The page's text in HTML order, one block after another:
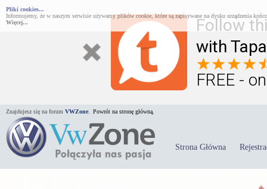
Follow
with
FREE -
Pliki cookies...
Informujemy, że w naszym serwisie używamy plików cookie, które są zapisywane na dysku urządzenia
Więcej...
Znajdujesz się na forum VWZone Powrót na stronę główną.
Strona Główna